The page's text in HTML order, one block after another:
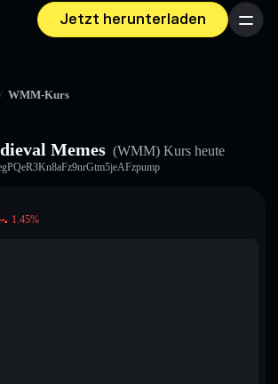
Jetzt herunterladen Menü
/ WMM-Kurs
Memes (WMM) Kurs heute
1.45%